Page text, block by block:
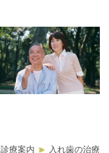
診療案内 入れ歯の治療